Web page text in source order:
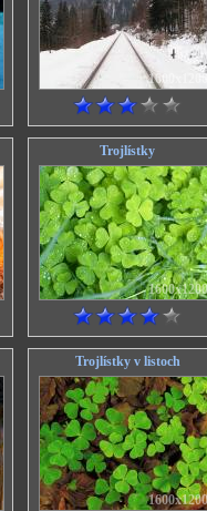
1600x1200
Trojlístky
1600x1200
Trojlístky v listoch
1600x1200